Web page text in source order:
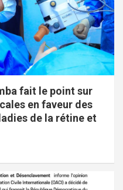
fait le point sur
en faveur des
de la rétine et